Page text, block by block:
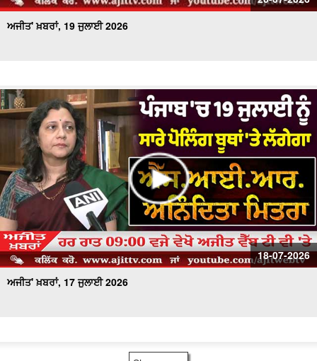
ਅਜੀਤ' ਖ਼ਬਰਾਂ, 19 ਜੁਲਾਈ 2026
18-07-2026
ਅਜੀਤ' ਖ਼ਬਰਾਂ, 17 ਜੁਲਾਈ 2026